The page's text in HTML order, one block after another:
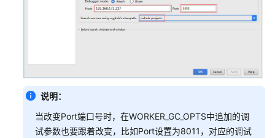
（普
通
版
MRS
说明：
当改变Port端口号时，在WORKER_GC_OPTS中追加的调
试参数也要跟着改变，比如Port设置为8011，对应的调试